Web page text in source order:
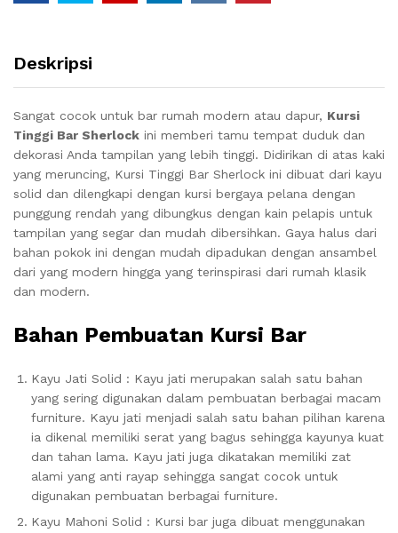
Deskripsi
Sangat cocok untuk bar rumah modern atau dapur, Kursi
Tinggi Bar Sherlock ini memberi tamu tempat duduk dan
dekorasi Anda tampilan yang lebih tinggi. Didirikan di atas kaki
yang meruncing, Kursi Tinggi Bar Sherlock ini dibuat dari kayu
solid dan dilengkapi dengan kursi bergaya pelana dengan
punggung rendah yang dibungkus dengan kain pelapis untuk
tampilan yang segar dan mudah dibersihkan. Gaya halus dari
bahan pokok ini dengan mudah dipadukan dengan ansambel
dari yang modern hingga yang terinspirasi dari rumah klasik
dan modern.
Bahan Pembuatan Kursi Bar
Kayu Jati Solid : Kayu jati merupakan salah satu bahan
yang sering digunakan dalam pembuatan berbagai macam
furniture. Kayu jati menjadi salah satu bahan pilihan karena
ia dikenal memiliki serat yang bagus sehingga kayunya kuat
dan tahan lama. Kayu jati juga dikatakan memiliki zat
alami yang anti rayap sehingga sangat cocok untuk
digunakan pembuatan berbagai furniture.
Kayu Mahoni Solid : Kursi bar juga dibuat menggunakan